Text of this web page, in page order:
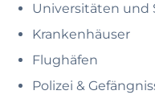
Universitäten und
Krankenhäuser
Flughäfen
Polizei &